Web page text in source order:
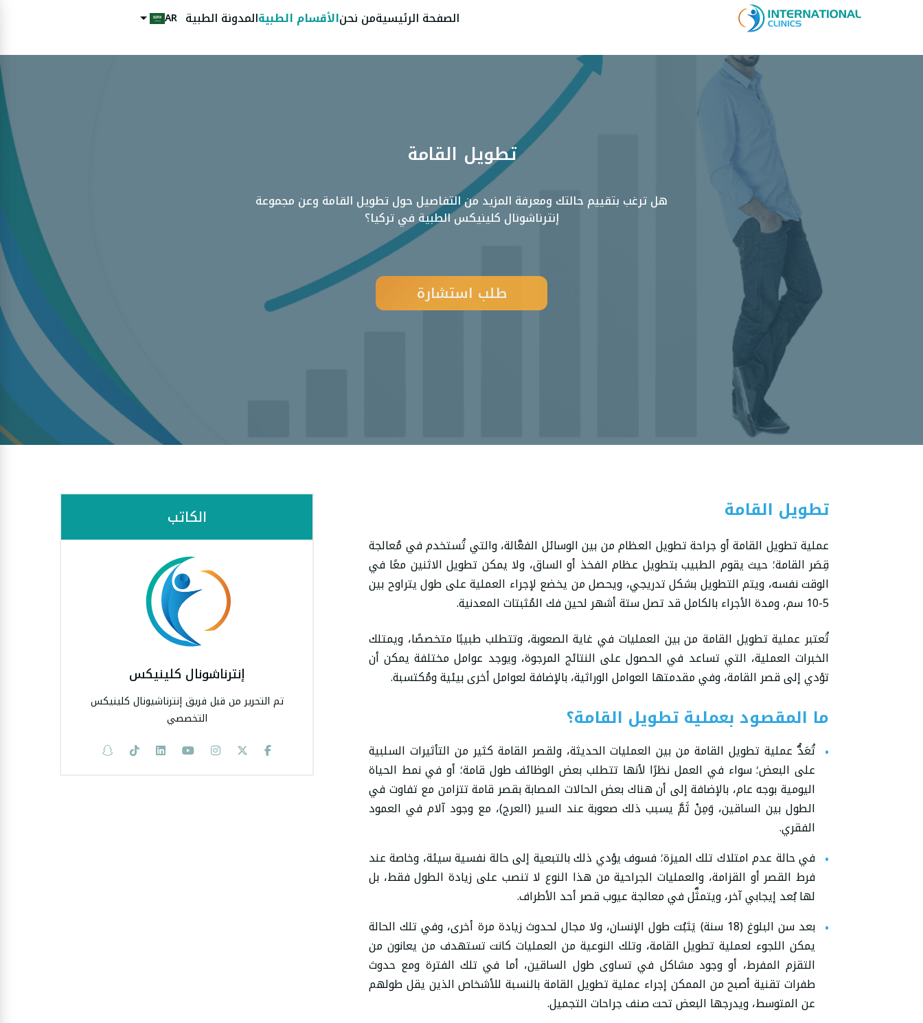
الصفحة الرئيسيةمن نحنالأقسام الطبيةالمدونة الطبية AR
تطويل القامة
هل ترغب بتقييم حالتك ومعرفة المزيد من التفاصيل حول تطويل القامة وعن مجموعة
إنترناشونال كلينيكس الطبية في تركيا؟
طلب استشارة
تطويل القامة
عملية تطويل القامة أو جراحة تطويل العظام من بين الوسائل الفعَّالة، والتي تُستخدم في مُعالجة
قِصَر القامة؛ حيث يقوم الطبيب بتطويل عظام الفخذ أو الساق، ولا يمكن تطويل الاثنين معًا في
الوقت نفسه، ويتم التطويل بشكل تدريجي، ويحصل من يخضع لإجراء العملية على طول يتراوح بين
5-10 سم، ومدة الأجراء بالكامل قد تصل ستة أشهر لحين فك المُثبتات المعدنية.
تُعتبر عملية تطويل القامة من بين العمليات في غاية الصعوبة، وتتطلب طبيبًا متخصصًا، ويمتلك
الخبرات العملية، التي تساعد في الحصول على النتائج المرجوة، ويوجد عوامل مختلفة يمكن أن
تؤدي إلى قصر القامة، وفي مقدمتها العوامل الوراثية، بالإضافة لعوامل أخرى بيئية ومُكتسبة.
ما المقصود بعملية تطويل القامة؟
تُعَدُّ عملية تطويل القامة من بين العمليات الحديثة، ولقصر القامة كثير من التأثيرات السلبية
على البعض؛ سواء في العمل نظرًا لأنها تتطلب بعض الوظائف طول قامة؛ أو في نمط الحياة
اليومية بوجه عام، بالإضافة إلى أن هناك بعض الحالات المصابة بقصر قامة تتزامن مع تفاوت في
الطول بين الساقين، وَمِنْ ثَمَّ يسبب ذلك صعوبة عند السير (العرج)، مع وجود آلام في العمود
الفقري.
في حالة عدم امتلاك تلك الميزة؛ فسوف يؤدي ذلك بالتبعية إلى حالة نفسية سيئة، وخاصة عند
فرط القصر أو القزامة، والعمليات الجراحية من هذا النوع لا تنصب على زيادة الطول فقط، بل
لها بُعد إيجابي آخر، ويتمثَّل في معالجة عيوب قصر أحد الأطراف.
بعد سن البلوغ (18 سنة) يَثبُت طول الإنسان، ولا مجال لحدوث زيادة مرة أخرى، وفي تلك الحالة
يمكن اللجوء لعملية تطويل القامة، وتلك النوعية من العمليات كانت تستهدف من يعانون من
التقزم المفرط، أو وجود مشاكل في تساوى طول الساقين، أما في تلك الفترة ومع حدوث
طفرات تقنية أصبح من الممكن إجراء عملية تطويل القامة بالنسبة للأشخاص الذين يقل طولهم
عن المتوسط، ويدرجها البعض تحت صنف جراحات التجميل.
الكاتب
إنترناشونال كلينيكس
تم التحرير من قبل فريق إنترناشيونال كلينيكس
التخصصي